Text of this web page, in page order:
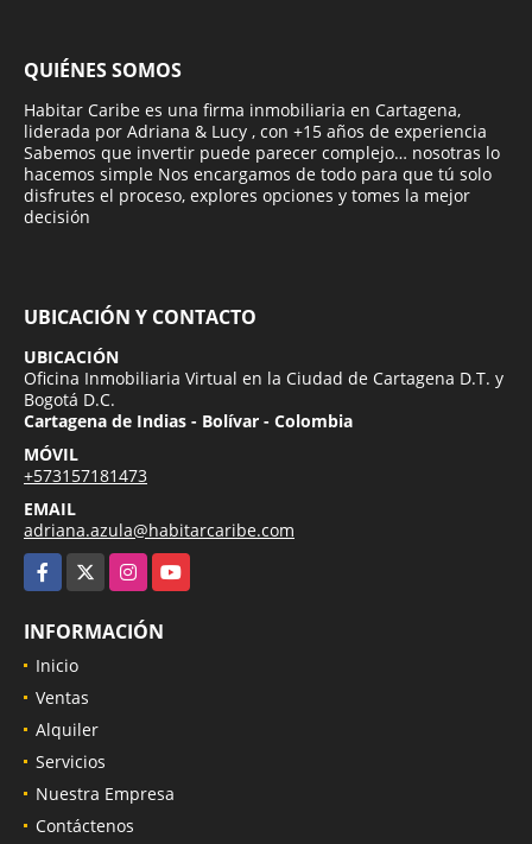
QUIÉNES SOMOS
Habitar Caribe es una firma inmobiliaria en Cartagena,
liderada por Adriana & Lucy , con +15 años de experiencia
Sabemos que invertir puede parecer complejo… nosotras lo
hacemos simple Nos encargamos de todo para que tú solo
disfrutes el proceso, explores opciones y tomes la mejor
decisión
UBICACIÓN Y CONTACTO
UBICACIÓN
Oficina Inmobiliaria Virtual en la Ciudad de Cartagena D.T. y
Bogotá D.C.
Cartagena de Indias - Bolívar - Colombia
MÓVIL
+573157181473
EMAIL
adriana.azula@habitarcaribe.com
Facebook
InstagramYouTube
INFORMACIÓN
Inicio
Ventas
Alquiler
Servicios
Nuestra Empresa
Contáctenos